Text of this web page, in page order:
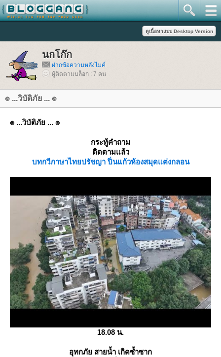
นกโก๊ก
ฝากข้อความหลังไมค์
ผู้ติดตามบล็อก : 7 คน
๏ ...วิบัติภัย ... ๏
๏ ...วิบัติภัย ... ๏
กระทู้คำถาม
ติดตามแล้ว
บทกวีภาษาไทปรัชญา ปิ่นแก้วห้องสมุดต่งกลอน
18.08 น.
อุทกภัย สายน้ำ เกิดซ้ำซาก